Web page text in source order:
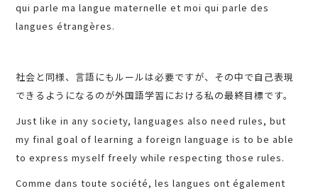
qui parle ma langue maternelle et moi qui parle des
langues étrangères.
社会と同様、言語にもルールは必要ですが、その中で自己表現
できるようになるのが外国語学習における私の最終目標です。
Just like in any society, languages also need rules, but
my final goal of learning a foreign language is to be able
to express myself freely while respecting those rules.
Comme dans toute société, les langues ont également